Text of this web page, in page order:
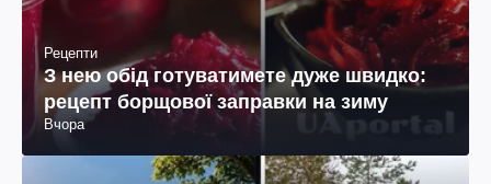
Рецепти
З нею обід готуватимете дуже швидко:
рецепт борщової заправки на зиму
Вчора